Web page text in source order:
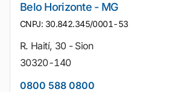
Belo Horizonte - MG
CNPJ: 30.842.345/0001-53
R. Haití, 30 - Sion
30320-140
0800 588 0800